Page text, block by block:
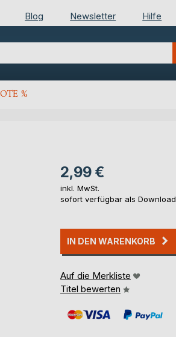
Blog Newsletter Hilfe
%
2,99 €
inkl. MwSt.
sofort verfügbar als Download
IN DEN WARENKORB
Auf die Merkliste
Titel bewerten